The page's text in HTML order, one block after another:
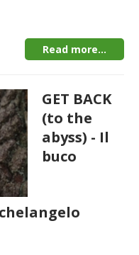
Read more...
GET BACK
(to the
abyss) - Il
buco